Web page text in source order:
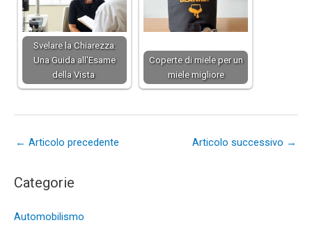
Svelare la Chiarezza:
Una Guida all'Esame
della Vista
Coperte di miele per un
miele migliore
← Articolo precedente Articolo successivo →
Categorie
Automobilismo